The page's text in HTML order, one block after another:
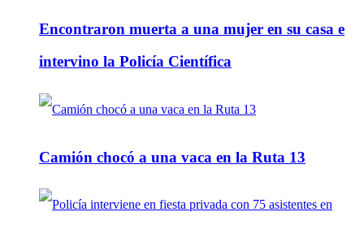
Encontraron muerta a una mujer en su casa e
intervino la Policía Científica
Camión chocó a una vaca en la Ruta 13